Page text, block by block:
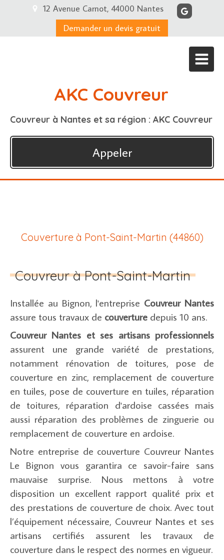
12 Avenue Carnot, 44000 Nantes
Demander un devis gratuit
AKC Couvreur
Couvreur à Nantes et sa région : AKC Couvreur
Appeler
Couverture à Pont-Saint-Martin (44860)
Couvreur à Pont-Saint-Martin
Installée au Bignon, l'entreprise Couvreur Nantes
assure tous travaux de couverture depuis 10 ans.
Couvreur Nantes et ses artisans professionnels
assurent une grande variété de prestations,
notamment rénovation de toitures, pose de
couverture en zinc, remplacement de couverture
en tuiles, pose de couverture en tuiles, réparation
de toitures, réparation d'ardoise cassées mais
aussi réparation des problèmes de zinguerie ou
remplacement de couverture en ardoise.
Notre entreprise de couverture Couvreur Nantes
Le Bignon vous garantira ce savoir-faire sans
mauvaise surprise. Nous mettons à votre
disposition un excellent rapport qualité prix et
des prestations de couverture de choix. Avec tout
l’équipement nécessaire, Couvreur Nantes et ses
artisans certifiés assurent les travaux de
couverture dans le respect des normes en vigueur.